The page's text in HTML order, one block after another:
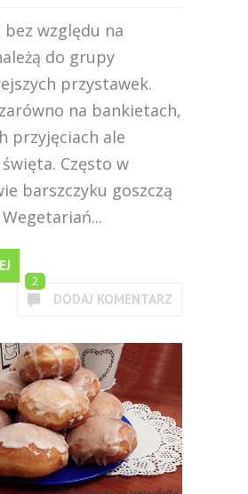
bez względu na
do grupy
przystawek.
na bankietach,
przyjęciach ale
Często w
barszczyku goszczą
2
DODAJ KOMENTARZ